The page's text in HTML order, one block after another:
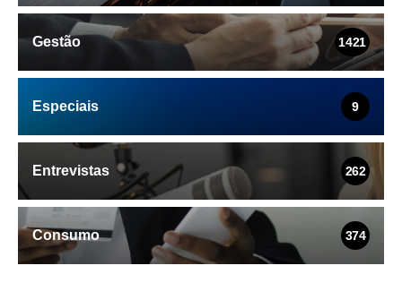
Gestão 1421
Especiais 9
Entrevistas 262
Consumo 374